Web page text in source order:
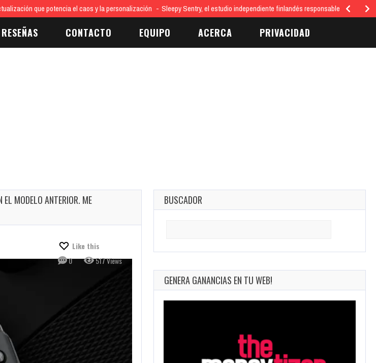
que potencia el caos y la personalización Sleepy Sentry, el estudio independiente finlandés responsable del juego…
RESEÑAS CONTACTO EQUIPO ACERCA PRIVACIDAD
MODELO ANTERIOR. ME
Like this
0
517 Views
BUSCADOR
GENERA GANANCIAS EN TU WEB!